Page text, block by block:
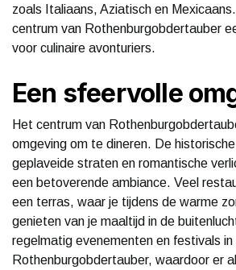
zoals Italiaans, Aziatisch en
centrum van Rothenburgobdertauber
voor culinaire avonturiers.
Een sfeervolle
Het centrum van
omgeving om te dineren. De
geplaveide straten en romantische
een betoverende ambiance. Veel
een terras, waar je tijdens de warme
genieten van je maaltijd in de
regelmatig evenementen en festivals
Rothenburgobdertauber, waardoor er